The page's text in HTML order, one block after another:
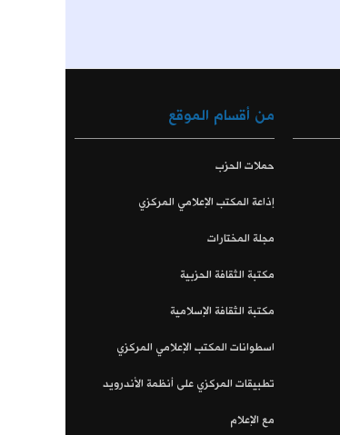
من أقسام الموقع
حملات الحزب
إذاعة المكتب الإعلامي المركزي
مجلة المختارات
مكتبة الثقافة الحزبية
مكتبة الثقافة الإسلامية
اسطوانات المكتب الإعلامي المركزي
تطبيقات المركزي على أنظمة الأندرويد
مع الإعلام